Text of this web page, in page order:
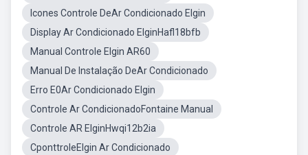
Icones Controle DeAr Condicionado Elgin
Display Ar Condicionado ElginHafl18bfb
Manual Controle Elgin AR60
Manual De Instalação DeAr Condicionado
Erro E0Ar Condicionado Elgin
Controle Ar CondicionadoFontaine Manual
Controle AR ElginHwqi12b2ia
CponttroleElgin Ar Condicionado